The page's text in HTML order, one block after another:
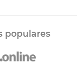
populares